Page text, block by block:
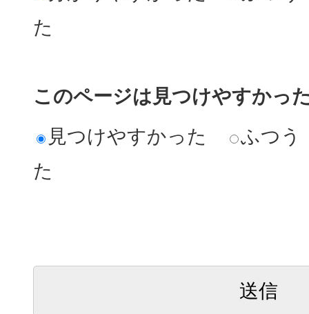
た
このページは見つけやすかっ
見つけやすかった
ふつう
た